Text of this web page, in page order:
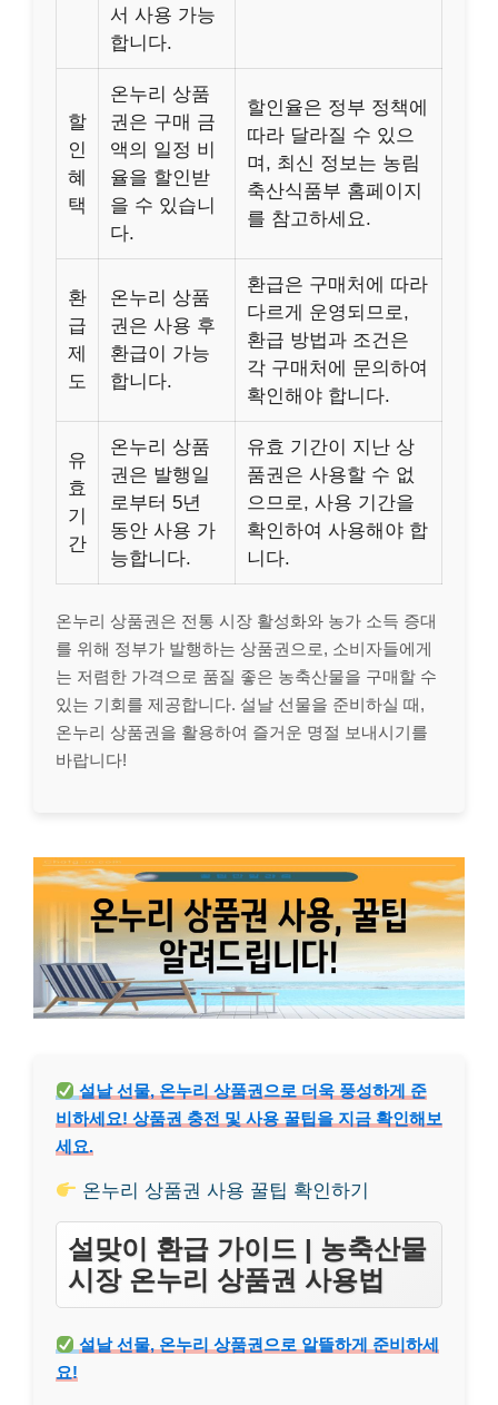
서 사용 가능
합니다.
할
인
혜
택
온누리 상품
권은 구매 금
액의 일정 비
율을 할인받
을 수 있습니
다.
할인율은 정부 정책에
따라 달라질 수 있으
며, 최신 정보는 농림
축산식품부 홈페이지
를 참고하세요.
환
급
제
도
온누리 상품
권은 사용 후
환급이 가능
합니다.
환급은 구매처에 따라
다르게 운영되므로,
환급 방법과 조건은
각 구매처에 문의하여
확인해야 합니다.
유
효
기
간
온누리 상품
권은 발행일
로부터 5년
동안 사용 가
능합니다.
유효 기간이 지난 상
품권은 사용할 수 없
으므로, 사용 기간을
확인하여 사용해야 합
니다.
온누리 상품권은 전통 시장 활성화와 농가 소득 증대
를 위해 정부가 발행하는 상품권으로, 소비자들에게
는 저렴한 가격으로 품질 좋은 농축산물을 구매할 수
있는 기회를 제공합니다. 설날 선물을 준비하실 때,
온누리 상품권을 활용하여 즐거운 명절 보내시기를
바랍니다!
설날 선물, 온누리 상품권으로 더욱 풍성하게 준
비하세요! 상품권 충전 및 사용 꿀팁을 지금 확인해보
세요.
온누리 상품권 사용 꿀팁 확인하기
설맞이 환급 가이드 | 농축산물
시장 온누리 상품권 사용법
설날 선물, 온누리 상품권으로 알뜰하게 준비하세
요!